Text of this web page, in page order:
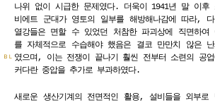
ＢＬ
나위 없이 시급한 문제였다. 더욱이 1941년 말 이후
비에트 군대가 영토의 일부를 해방해나감에 따라, 다
열강들은 면할 수 있었던 처참한 파괴상에 직면하여
를 자체적으로 수습해야 했음은 결코 만만치 않은 난
였으며, 이는 전쟁이 끝나기 훨씬 전부터 소련의 공업
커다란 중압을 추가로 부과하였다.
새로운 생산기계의 전면적인 활용, 설비들을 외부로